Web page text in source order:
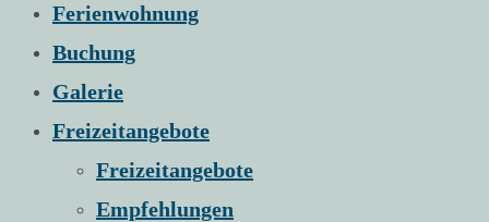
Ferienwohnung
Buchung
Galerie
Freizeitangebote
Freizeitangebote
Empfehlungen